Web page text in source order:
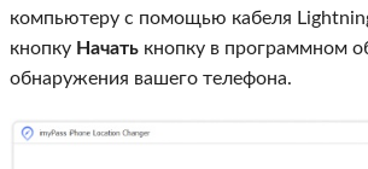
компьютеру с помощью кабеля
кнопку Начать кнопку в программном
обнаружения вашего телефона.